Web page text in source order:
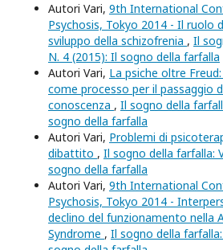
Autori Vari, 9th International
Psychosis, Tokyo 2014 - Il ruolo
sviluppo della schizofrenia , Il
N. 4 (2015): Il sogno della farfalla
Autori Vari, La psiche oltre
come processo per il passaggio
conoscenza , Il sogno della
sogno della farfalla
Autori Vari, Problemi di
dibattito , Il sogno della farfalla:
sogno della farfalla
Autori Vari, 9th International
Psychosis, Tokyo 2014 -
declino del funzionamento nella
Syndrome , Il sogno della